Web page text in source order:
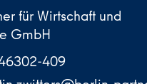
für Wirtschaft und
GmbH
409